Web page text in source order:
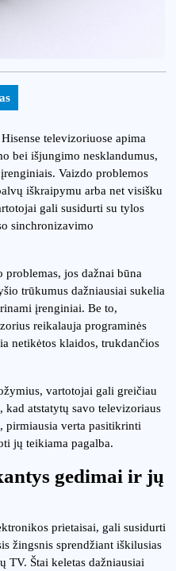
televizoriuose apima
bei išjungimo nesklandumus,
Vaizdo problemos
iškraipymu arba net visišku
gali susidurti su tylos
sinchronizavimo
jos dažnai būna
trūkumus dažniausiai sukelia
įrenginiai. Be to,
reikalauja programinės
netikėtos klaidos, trukdančios
vartotojai gali greičiau
atstatytų savo televizoriaus
pirmiausia verta pasitikrinti
jų teikiama pagalba.
gedimai ir jų
prietaisai, gali susidurti
žingsnis sprendžiant iškilusias
TV. Štai keletas dažniausiai